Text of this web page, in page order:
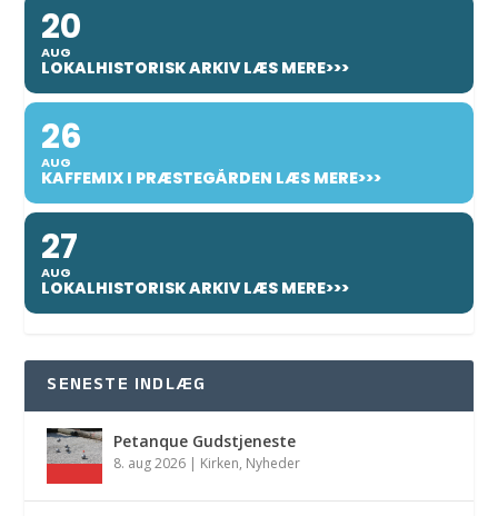
20
AUG
LOKALHISTORISK ARKIV LÆS MERE>>>
26
AUG
KAFFEMIX I PRÆSTEGÅRDEN LÆS MERE>>>
27
AUG
LOKALHISTORISK ARKIV LÆS MERE>>>
SENESTE INDLÆG
Petanque Gudstjeneste
8. aug 2026 | Kirken, Nyheder